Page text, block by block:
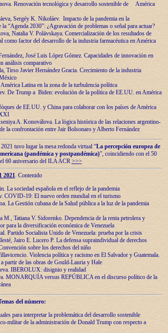
Renovaciόn tecnolόgica y desarrollo sostenible de América
Sergéy K. Nikoláev. Impacto de la pandemia en la
la “Agenda 2030”: ¿Agravaciόn de problemas o señal para actuar?
Natalia V. Polávskaya. Comercializaciόn de los resultados de
como factor del desarrollo de la industria farmacéutica en América
José Luis López Gómez. Capacidades de innovaciόn en
análisis comparativo
Tirso Javier Hernández Gracia. Crecimiento de la industria
Latina en la zona de la turbulencia política
De Trump a Biden: evoluciόn de la política de EE.UU. en América
de EE.UU. y China para colaborar con los países de Amèrica
A. Konoválova. La lόgica histόrica de las relaciones argentino-
la confrontaciόn entre Jair Bolsonaro y Alberto Fernández
tuvo lugar la mesa redonda virtual “La percepción europea de
(pandémica y postpandémica)”, coincidiendo con el 50
60 aniversario del ILA ACR >>>
2021. Contenido
La sociedad española en el reflejo de la pandemia
COVID-19: El nuevo orden mundial en el turismo
La Gestión cubana de la Salud pública a la luz de la pandemia
M., Tatiana V. Sidorenko. Dependencia de la renta petrolera y
para la diversificación económica de Venezuela
Partido Socialista Unido de Venezuela: prueba por la crisis
Jairo E. Lucero P. La defensa supraindividual de derechos
sobre los derechos del niño
Violencia política y racismo en El Salvador y Guatemala.
partir de las obras de Gould-Lauria y Hale
IBEROLUX: disignio y realidad
MONARQUÍA versus REPÚBLICA en el discurso político de la
del número:
para interpretar la problemática del desarrollo sostenible
militar de la administración de Donald Trump con respecto a